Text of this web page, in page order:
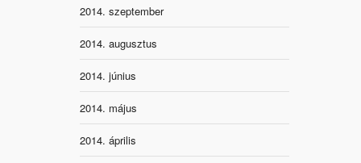
2014. szeptember
2014. augusztus
2014. június
2014. május
2014. április